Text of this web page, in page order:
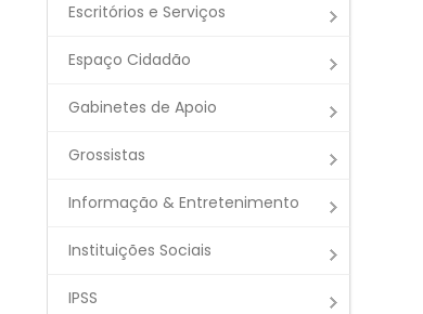
Escritórios e Serviços
Espaço Cidadão
Gabinetes de Apoio
Grossistas
Informação & Entretenimento
Instituições Sociais
IPSS